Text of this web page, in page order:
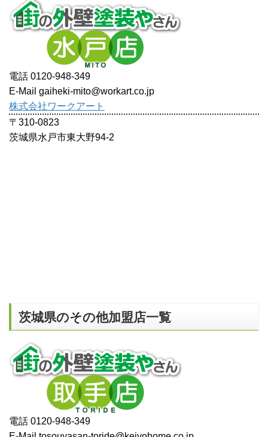
電話 0120-948-349
E-Mail gaiheki-mito@workart.co.jp
株式会社ワークアート
〒310-0823
茨城県水戸市東大野94-2
茨城県のその他加盟店一覧
電話 0120-948-349